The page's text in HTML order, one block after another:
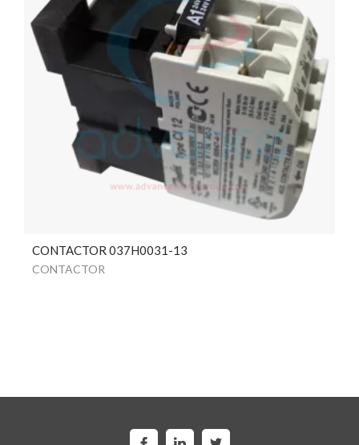
CONTACTOR 037H0031-13
CONTACTOR